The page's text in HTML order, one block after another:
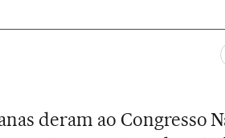
Sociales
deram ao Congresso